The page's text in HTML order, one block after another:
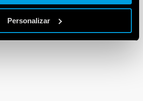
Personalizar